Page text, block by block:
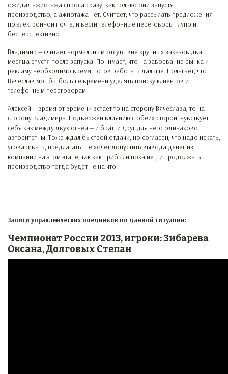
ожидал ажиотажа спроса сразу, как только они запустят
производство, а ажиотажа нет. Считает, что рассылать предложения
по электронной почте, и вести телефонные переговоры глупо и
бесперспективно.
Владимир — считает нормальным отсутствие крупных заказов два
месяца спустя после запуска. Понимает, что на завоевание рынка и
рекламу необходимо время, готов работать дальше. Полагает, что
Вячеслав мог бы больше времени уделять поиску клиентов и
телефонным переговорам.
Алексей — время от времени встает то на сторону Вячеслава, то на
сторону Владимира. Подвержен влиянию с обеих сторон. Чувствует
себя как между двух огней — и брат, и друг для него одинаково
авторитетны. Тоже ждал быстрой отдачи, но согласен, что надо искать,
уговаривать, предлагать. Не хочет допустить вывода денег из
компании на этом этапе, так как прибыли пока нет, и продолжать
производство тогда будет не на что.
Записи управленческих поединков по данной ситуации:
Чемпионат России 2013, игроки: Зибарева
Оксана, Долговых Степан